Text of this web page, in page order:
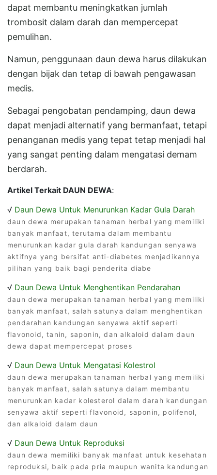
dapat membantu meningkatkan jumlah
trombosit dalam darah dan mempercepat
pemulihan.
Namun, penggunaan daun dewa harus dilakukan
dengan bijak dan tetap di bawah pengawasan
medis.
Sebagai pengobatan pendamping, daun dewa
dapat menjadi alternatif yang bermanfaat, tetapi
penanganan medis yang tepat tetap menjadi hal
yang sangat penting dalam mengatasi demam
berdarah.
Artikel Terkait DAUN DEWA:
√ Daun Dewa Untuk Menurunkan Kadar Gula Darah
daun dewa merupakan tanaman herbal yang memiliki
banyak manfaat, terutama dalam membantu
menurunkan kadar gula darah kandungan senyawa
aktifnya yang bersifat anti-diabetes menjadikannya
pilihan yang baik bagi penderita diabe
√ Daun Dewa Untuk Menghentikan Pendarahan
daun dewa merupakan tanaman herbal yang memiliki
banyak manfaat, salah satunya dalam menghentikan
pendarahan kandungan senyawa aktif seperti
flavonoid, tanin, saponin, dan alkaloid dalam daun
dewa dapat mempercepat proses
√ Daun Dewa Untuk Mengatasi Kolestrol
daun dewa merupakan tanaman herbal yang memiliki
banyak manfaat, salah satunya dalam membantu
menurunkan kadar kolesterol dalam darah kandungan
senyawa aktif seperti flavonoid, saponin, polifenol,
dan alkaloid dalam daun
√ Daun Dewa Untuk Reproduksi
daun dewa memiliki banyak manfaat untuk kesehatan
reproduksi, baik pada pria maupun wanita kandungan